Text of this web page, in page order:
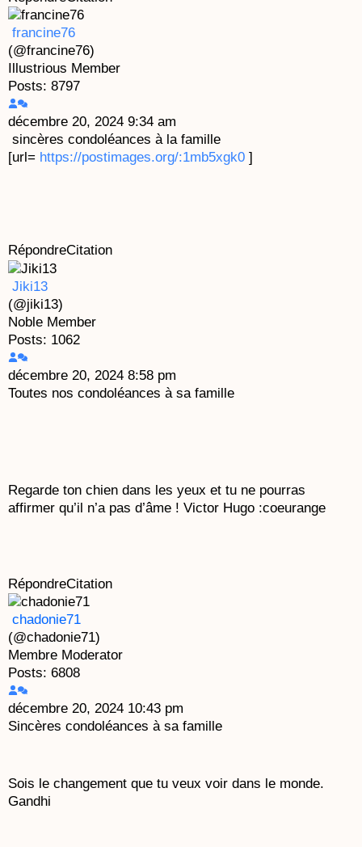
francine76
(@francine76)
Illustrious Member
Posts: 8797
décembre 20, 2024 9:34 am
sincères condoléances à la famille
[url= https://postimages.org/:1mb5xgk0 ]
RépondreCitation
Jiki13
(@jiki13)
Noble Member
Posts: 1062
décembre 20, 2024 8:58 pm
Toutes nos condoléances à sa famille
Regarde ton chien dans les yeux et tu ne pourras
affirmer qu’il n’a pas d’âme ! Victor Hugo :coeurange
RépondreCitation
chadonie71
(@chadonie71)
Membre Moderator
Posts: 6808
décembre 20, 2024 10:43 pm
Sincères condoléances à sa famille
Sois le changement que tu veux voir dans le monde.
Gandhi